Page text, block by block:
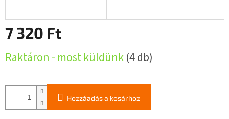
7 320 Ft
Raktáron - most küldünk(4 db)
Hozzáadás a kosárhoz